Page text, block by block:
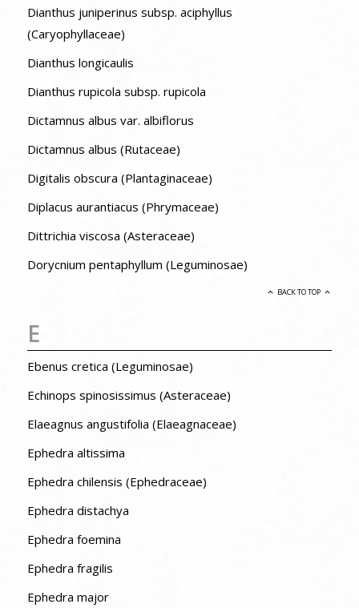
Dianthus juniperinus subsp. aciphyllus
(Caryophyllaceae)
Dianthus longicaulis
Dianthus rupicola subsp. rupicola
Dictamnus albus var. albiflorus
Dictamnus albus (Rutaceae)
Digitalis obscura (Plantaginaceae)
Diplacus aurantiacus (Phrymaceae)
Dittrichia viscosa (Asteraceae)
Dorycnium pentaphyllum (Leguminosae)
BACK TO TOP
E
Ebenus cretica (Leguminosae)
Echinops spinosissimus (Asteraceae)
Elaeagnus angustifolia (Elaeagnaceae)
Ephedra altissima
Ephedra chilensis (Ephedraceae)
Ephedra distachya
Ephedra foemina
Ephedra fragilis
Ephedra major